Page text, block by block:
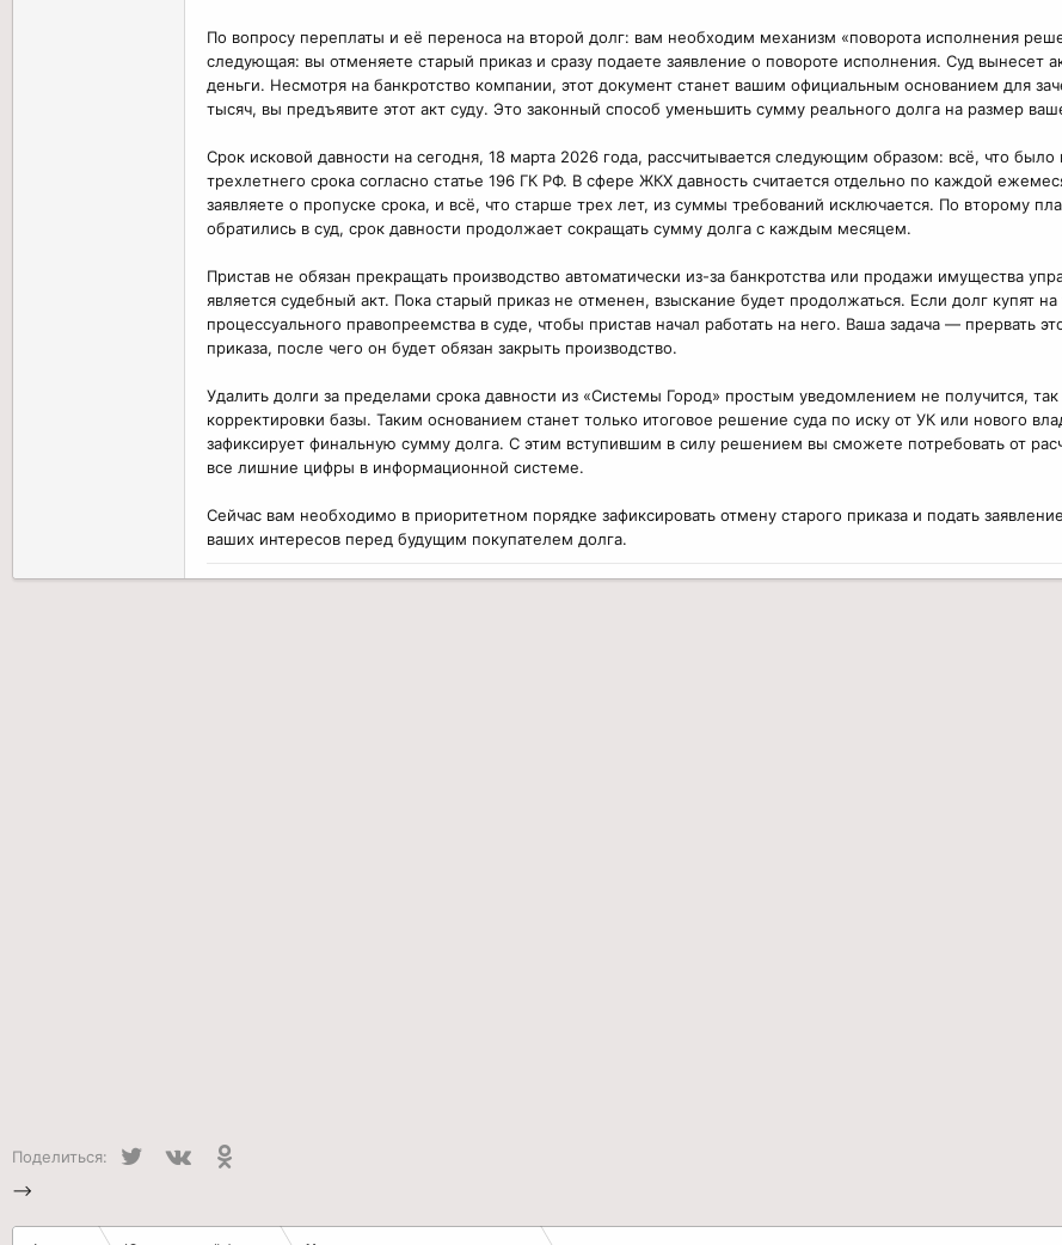
- Как точно посчитать срок исковой давности по ЖКХ, чтобы не ошибиться? Вот сегодня март, то март 2023
- Когда начнется процедура продажи имущества банкрота УК (долги ЖКХ жильцов), то пристав обязан будет по
удастся отменить?
- Как сделать так, чтобы весь долг за пределами СИД исчез из системы город?
Заранее огромнейшее спасибо!
По вопросу переплаты и её переноса на второй долг: вам необходим механизм «поворота исполнения
следующая: вы отменяете старый приказ и сразу подаете заявление о повороте исполнения. Суд вынесет
деньги. Несмотря на банкротство компании, этот документ станет вашим официальным основанием для
тысяч, вы предъявите этот акт суду. Это законный способ уменьшить сумму реального долга на размер
Срок исковой давности на сегодня, 18 марта 2026 года, рассчитывается следующим образом: всё, что
трехлетнего срока согласно статье 196 ГК РФ. В сфере ЖКХ давность считается отдельно по каждой
заявляете о пропуске срока, и всё, что старше трех лет, из суммы требований исключается. По второму
обратились в суд, срок давности продолжает сокращать сумму долга с каждым месяцем.
Пристав не обязан прекращать производство автоматически из-за банкротства или продажи имущества
является судебный акт. Пока старый приказ не отменен, взыскание будет продолжаться. Если долг купят
процессуального правопреемства в суде, чтобы пристав начал работать на него. Ваша задача — прервать
приказа, после чего он будет обязан закрыть производство.
Удалить долги за пределами срока давности из «Системы Город» простым уведомлением не получится,
корректировки базы. Таким основанием станет только итоговое решение суда по иску от УК или нового
зафиксирует финальную сумму долга. С этим вступившим в силу решением вы сможете потребовать от
все лишние цифры в информационной системе.
Сейчас вам необходимо в приоритетном порядке зафиксировать отмену старого приказа и подать
ваших интересов перед будущим покупателем долга.
Поделиться: Twitter
-->